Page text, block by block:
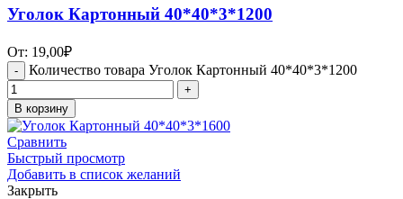
Уголок Картонный 40*40*3*1200
От: 19,00₽
Количество товара Уголок Картонный 40*40*3*1200
В корзину
Сравнить
Быстрый просмотр
Добавить в список желаний
Закрыть